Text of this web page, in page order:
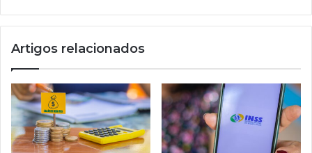
financeira
Artigos relacionados